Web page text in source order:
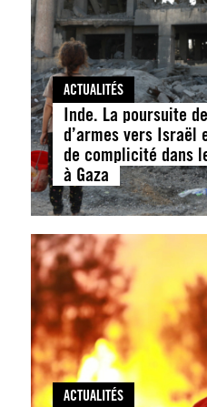
ACTUALITÉS
Inde. La poursuite
d’armes vers Israël
de complicité dans
à Gaza
ACTUALITÉS